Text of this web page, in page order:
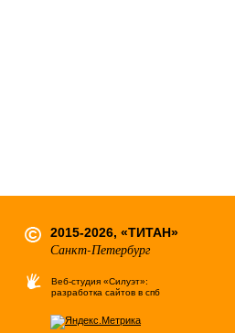
2015-2026, «ТИТАН»
Санкт-Петербург
Веб-студия «Силуэт»:
разработка сайтов в спб